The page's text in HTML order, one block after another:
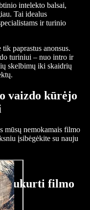
intelekto balsai,
Tai idealus
ir turinio
paprastus anonsus.
turiniui – nuo intro ir
skelbimų iki skaidrių
vaizdo kūrėjo
mūsų nemokamais filmo
įsibėgėkite su nauju
sukurti filmo